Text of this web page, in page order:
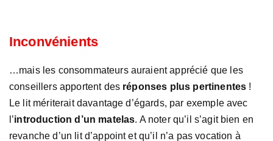
Inconvénients
…mais les consommateurs auraient apprécié que les
conseillers apportent des réponses plus pertinentes !
Le lit mériterait davantage d’égards, par exemple avec
l’introduction d’un matelas. A noter qu’il s’agit bien en
revanche d’un lit d’appoint et qu’il n’a pas vocation à